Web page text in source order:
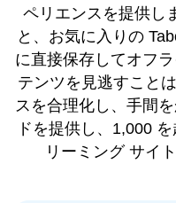
ペリエンスを提供し
と、お気に入りの
に直接保存してオフ
テンツを見逃すこと
スを合理化し、手間
ドを提供し、1,000
リーミング サイ